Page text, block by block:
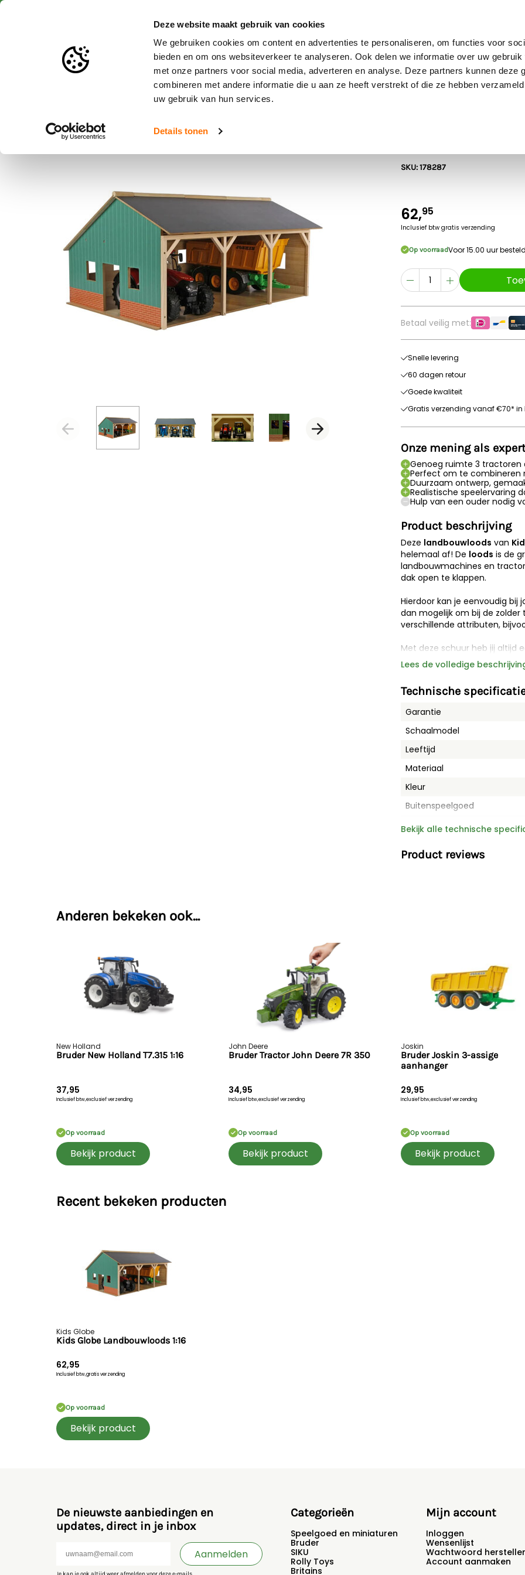
Deze website maakt gebruik van cookies
We gebruiken cookies om content en advertenties te personaliseren, om functies voor
bieden en om ons websiteverkeer te analyseren. Ook delen we informatie over uw
met onze partners voor social media, adverteren en analyse. Deze partners kunnen deze
combineren met andere informatie die u aan ze heeft verstrekt of die ze hebben
uw gebruik van hun services.
Details tonen
Speelgoed en miniaturen Bruder SIKU Rolly Toys Britains Kids Globe
SKU: 178287
62,95
Inclusief btw gratis verzending
Op voorraadVoor 15.00 uur
Betaal veilig met:
Snelle levering
60 dagen retour
Goede kwaliteit
Gratis verzending vanaf €70* in
Onze mening als
Genoeg ruimte 3 tractoren
Perfect om te combineren
Duurzaam ontwerp,
Realistische speelervaring
Hulp van een ouder nodig
Product beschrijving
Deze landbouwloods van
helemaal af! De loods is de
landbouwmachines en
dak open te klappen.
Hierdoor kan je eenvoudig bij
dan mogelijk om bij de
verschillende attributen,
Met deze schuur heb jij altijd
landbouwloods van Kids
hout dat gebruikt is.
Houd er rekening mee dat
voertuigen en accessoires.
Waarschuwing: Let op! Niet
kleine onderdelen kunnen
Lees de volledige
Technische
Garantie
Schaalmodel
Leeftijd
Materiaal
Kleur
Buitenspeelgoed
Merk
Gewicht
Bekijk alle technische
Product reviews
Anderen bekeken ook...
New Holland
Bruder New Holland T7.315 1:16
37,95
Inclusief btw,exclusief verzending
Op voorraad
Bekijk product
John Deere
Bruder Tractor John Deere 7R 350
34,95
Inclusief btw,exclusief verzending
Op voorraad
Bekijk product
Joskin
Bruder Joskin 3-assige
aanhanger
29,95
Inclusief btw,exclusief verzending
Op voorraad
Bekijk product
Recent bekeken producten
Kids Globe
Kids Globe Landbouwloods 1:16
62,95
Inclusief btw,gratis verzending
Op voorraad
Bekijk product
De nieuwste aanbiedingen en
updates, direct in je inbox
Aanmelden
Categorieën
Speelgoed en miniaturen
Bruder
SIKU
Rolly Toys
Britains
Mijn account
Inloggen
Wensenlijst
Wachtwoord
Account aanmaken